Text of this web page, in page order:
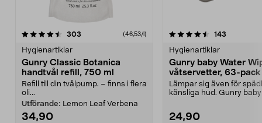
303 (46,53/l)
Hygienartiklar
Gunry Classic Botanica
handtvål refill, 750 ml
Refill till din tvålpump. – finns i flera
oli...
Utförande: Lemon Leaf Verbena
34,90
4.5 av 5 stjärnor 143
Hygienartiklar
Gunry baby Water
våtservetter, 63-pack
Lämpar sig även för
känsliga hud. Gunry
24,90
4.5 av 5 stjärnor